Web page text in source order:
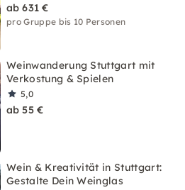
ab 631 €
pro Gruppe bis 10 Personen
Weinwanderung Stuttgart mit
Verkostung & Spielen
5,0
ab 55 €
Wein & Kreativität in Stuttgart:
Gestalte Dein Weinglas